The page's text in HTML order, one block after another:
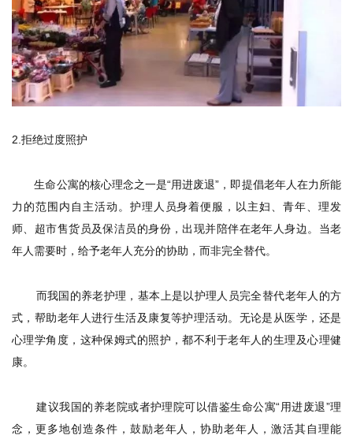
2.拒绝过度照护
生命公寓的核心理念之一是“用进废退”，即提倡老年人在力所能
力的范围内自主活动。护理人员身着便服，以主妇、青年、理发
师、超市售货员及保洁员的身份，出现并陪伴在老年人身边。当老
年人需要时，给予老年人充分的协助，而非完全替代。
而我国的养老护理，基本上是以护理人员完全替代老年人的方
式，帮助老年人进行生活及康复等护理活动。无论是从医学，还是
心理学角度，这种保姆式的照护，都不利于老年人的生理及心理健
康。
建议我国的养老院或者护理院可以借鉴生命公寓“用进废退”理
念，更多地创造条件，鼓励老年人，协助老年人，激活其自理能